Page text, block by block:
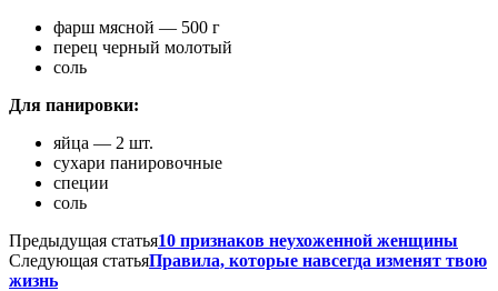
фарш мясной — 500 г
перец черный молотый
соль
Для панировки:
яйца — 2 шт.
сухари панировочные
специи
соль
Предыдущая статья10 признаков неухоженной женщины
Следующая статьяПравила, которые навсегда изменят твою
жизнь